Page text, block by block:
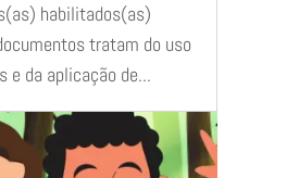
habilitados(as)
tratam do uso
e da aplicação de...